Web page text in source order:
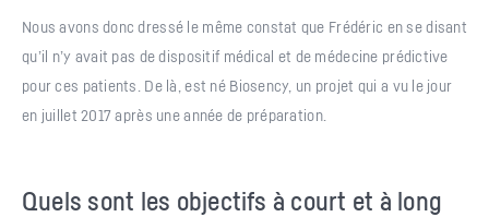
Nous avons donc dressé le même constat que Frédéric en se disant
qu’il n’y avait pas de dispositif médical et de médecine prédictive
pour ces patients. De là, est né Biosency, un projet qui a vu le jour
en juillet 2017 après une année de préparation.
Quels sont les objectifs à court et à long